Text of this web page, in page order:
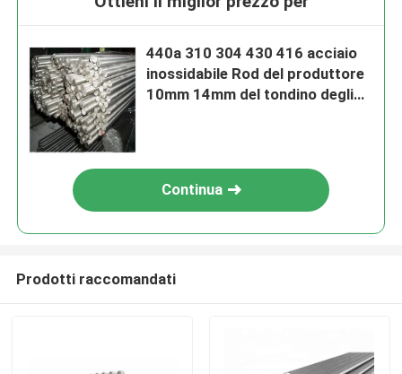
440a 310 304 430 416 acciaio
inossidabile Rod del produttore
10mm 14mm del tondino degli
Continua
Prodotti raccomandati